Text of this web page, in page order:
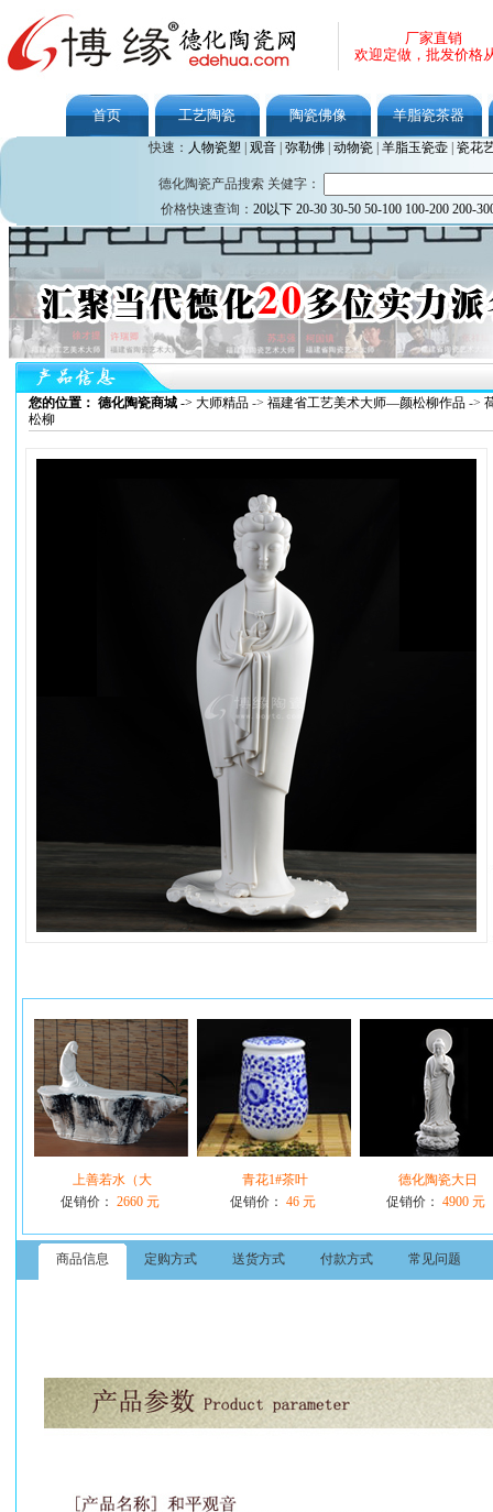
厂家直销
欢迎定做，批发价格
首页 工艺陶瓷 陶瓷佛像 羊脂瓷茶器
快速： 人物瓷塑 观音| 弥勒佛| 动物瓷| 羊脂玉瓷壶| 瓷花
德化陶瓷产品搜索 关健字：
价格快速查询： 20以下 20-30 30-50 50-100 100-200 200-
您的位置： 德化陶瓷商城 -> 大师精品 -> 福建省工艺美术大师—颜松柳作品 ->
松柳
上善若水（大
促销价： 2660 元
青花1#茶叶
促销价： 46 元
德化陶瓷大日
促销价： 4900 元
商品信息 定购方式 送货方式 付款方式 常见问题